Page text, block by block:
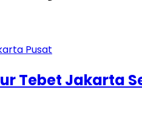
Tebet Jakarta